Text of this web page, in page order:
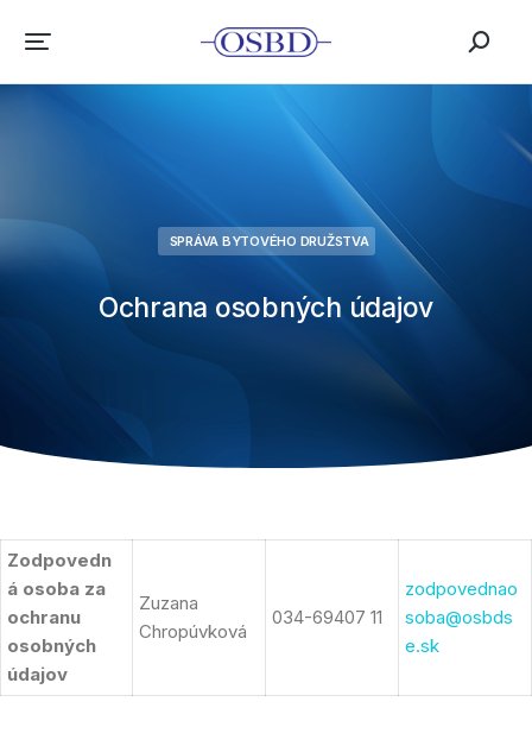
SPRÁVA BYTOVÉHO DRUŽSTVA
Ochrana osobných údajov
Zodpovedn
á osoba za
ochranu
osobných
údajov
Zuzana
Chropúvková
034-69407 11
zodpovednao
soba@osbds
e.sk